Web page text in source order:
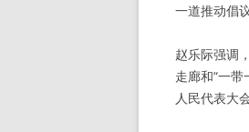
一道推动倡
赵乐际强调
走廊和“一
人民代表大